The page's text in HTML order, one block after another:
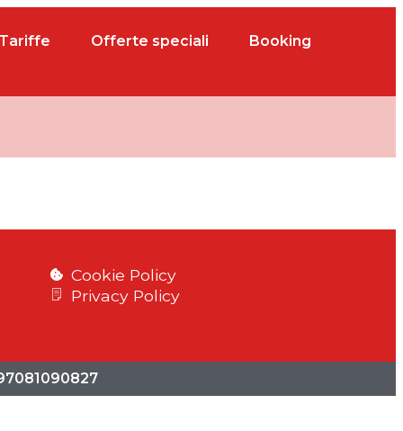
Tariffe Offerte speciali Booking
Cookie Policy
Privacy Policy